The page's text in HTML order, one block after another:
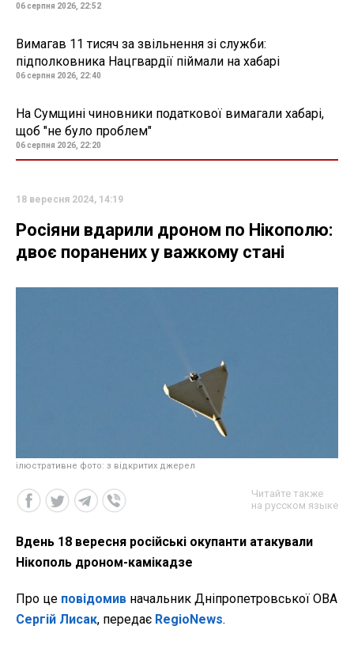
06 серпня 2026, 22:52
Вимагав 11 тисяч за звільнення зі служби:
підполковника Нацгвардії піймали на хабарі
06 серпня 2026, 22:40
На Сумщині чиновники податкової вимагали хабарі,
щоб "не було проблем"
06 серпня 2026, 22:20
18 вересня 2024, 14:19
Росіяни вдарили дроном по Нікополю:
двоє поранених у важкому стані
ілюстративне фото: з відкритих джерел
Читайте также
на русском языке
Вдень 18 вересня російські окупанти атакували
Нікополь дроном-камікадзе
Про це повідомив начальник Дніпропетровської ОВА
Сергій Лисак, передає RegioNews.